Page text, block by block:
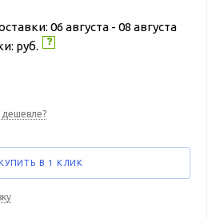
06 августа - 08 августа
руб.
В 1 КЛИК